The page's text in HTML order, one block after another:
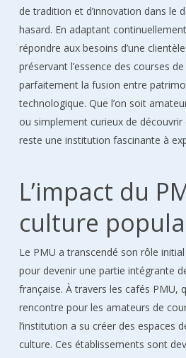
de tradition et d’innovation dans le
hasard. En adaptant
répondre aux besoins d’une
préservant l’essence des courses
parfaitement la fusion entre
technologique. Que l’on soit
ou simplement curieux de
reste une institution fascinante à
L’impact du
culture
Le PMU a transcendé son rôle
pour devenir une partie intégrante
française. À travers les cafés PMU,
rencontre pour les amateurs de
l’institution a su créer des espaces
culture. Ces établissements sont